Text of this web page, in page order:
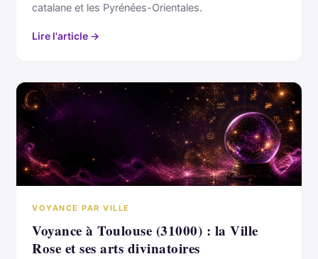
catalane et les Pyrénées-Orientales.
Lire l'article →
VOYANCE PAR VILLE
Voyance à Toulouse (31000) : la Ville
Rose et ses arts divinatoires